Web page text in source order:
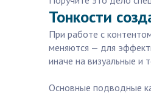
Тонкости
При работе с
меняются — для
иначе на визуальные и
Основные подводные